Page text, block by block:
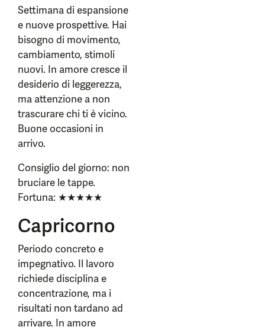
Settimana di espansione
e nuove prospettive. Hai
bisogno di movimento,
cambiamento, stimoli
nuovi. In amore cresce il
desiderio di leggerezza,
ma attenzione a non
trascurare chi ti è vicino.
Buone occasioni in
arrivo.
Consiglio del giorno: non
bruciare le tappe.
Fortuna: ★★★★★
Capricorno
Periodo concreto e
impegnativo. Il lavoro
richiede disciplina e
concentrazione, ma i
risultati non tardano ad
arrivare. In amore